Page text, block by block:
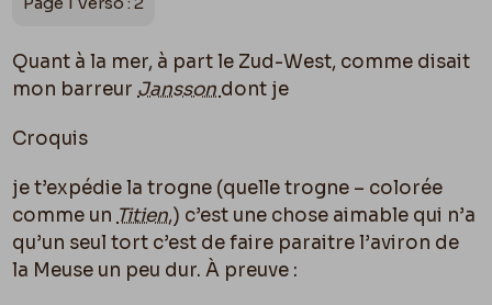
Quant à la mer, à part le Zud-West, comme disait
mon barreur Jansson dont je
Croquis
je t’expédie la trogne (quelle trogne – colorée
comme un Titien,) c’est une chose aimable qui n’a
qu’un seul tort c’est de faire paraitre l’aviron de
la Meuse un peu dur. À preuve :